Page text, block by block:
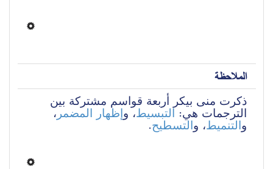
الملاحظة
الترجمات هي: التبسيط، وإظهار المضمر،
والتنميط، والتسطيح.